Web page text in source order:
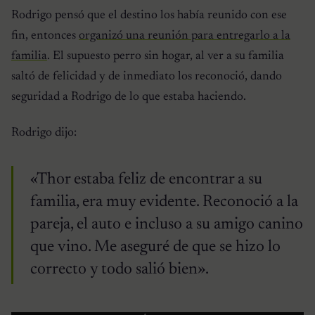
Rodrigo pensó que el destino los había reunido con ese
fin, entonces organizó una reunión para entregarlo a la
familia. El supuesto perro sin hogar, al ver a su familia
saltó de felicidad y de inmediato los reconoció, dando
seguridad a Rodrigo de lo que estaba haciendo.
Rodrigo dijo:
«Thor estaba feliz de encontrar a su
familia, era muy evidente. Reconoció a la
pareja, el auto e incluso a su amigo canino
que vino. Me aseguré de que se hizo lo
correcto y todo salió bien».